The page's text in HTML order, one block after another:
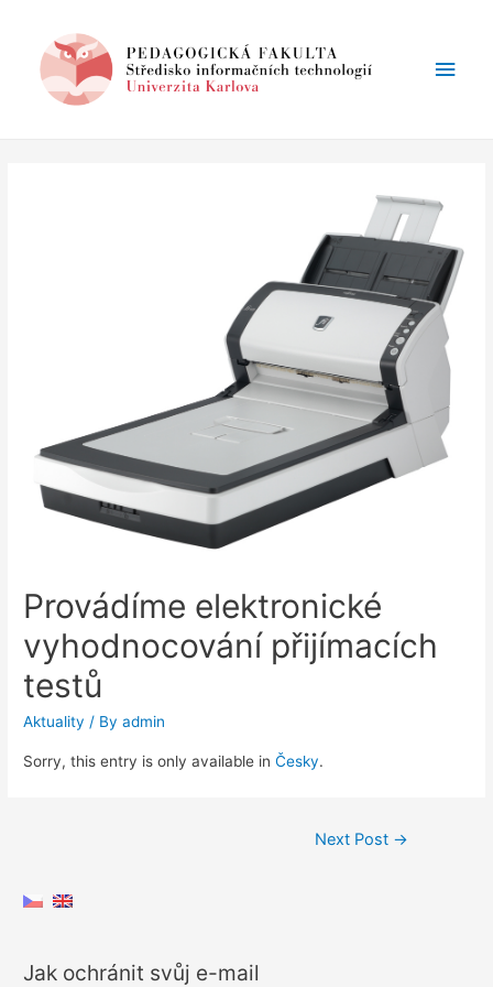
Main
Provádíme elektronické
vyhodnocování přijímacích
testů
Aktuality / Byadmin
Sorry, this entry is only available inČesky.
Next Post →
Jak ochránit svůj e-mail